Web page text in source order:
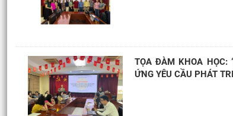
TỌA ĐÀM KHOA HỌC:
ỨNG YÊU CẦU PHÁT